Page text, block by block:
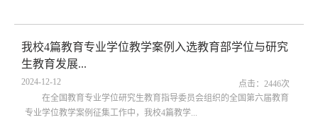
我校4篇教育专业学位教学案例入选教育部学位与研究
生教育发展...
2024-12-12 点击： 2446次
在全国教育专业学位研究生教育指导委员会组织的全国第六届教育
专业学位教学案例征集工作中，我校4篇教学...